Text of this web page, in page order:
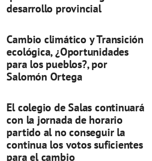
desarrollo provincial
Cambio climático y Transición
ecológica, ¿Oportunidades
para los pueblos?, por
Salomón Ortega
El colegio de Salas continuará
con la jornada de horario
partido al no conseguir la
continua los votos suficientes
para el cambio